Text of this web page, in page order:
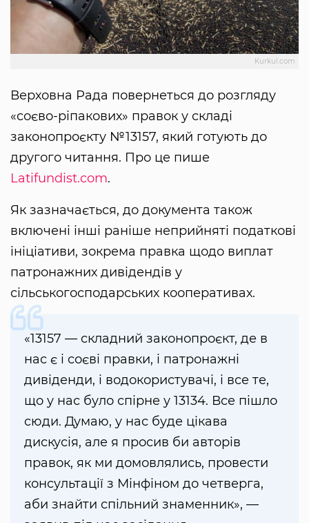
Kurkul.com
Верховна Рада повернеться до розгляду
«соєво-ріпакових» правок у складі
законопроєкту №13157, який готують до
другого читання. Про це пише
Latifundist.com.
Як зазначається, до документа також
включені інші раніше неприйняті податкові
ініціативи, зокрема правка щодо виплат
патронажних дивідендів у
сільськогосподарських кооперативах.
«13157 — складний законопроєкт, де в
нас є і соєві правки, і патронажні
дивіденди, і водокористувачі, і все те,
що у нас було спірне у 13134. Все пішло
сюди. Думаю, у нас буде цікава
дискусія, але я просив би авторів
правок, як ми домовлялись, провести
консультації з Мінфіном до четверга,
аби знайти спільний знаменник», —